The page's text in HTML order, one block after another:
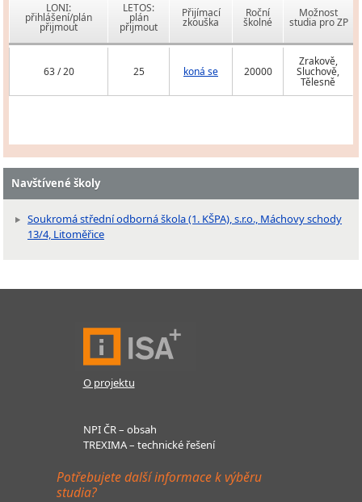
LONI:
přihlášení/plán
přijmout
LETOS:
plán
přijmout
Přijímací
zkouška
Roční
školné
Možnost
studia pro ZP
63 / 20 25 koná se 20000
Zrakově,
Sluchově,
Tělesně
Navštívené školy
Soukromá střední odborná škola (1. KŠPA), s.r.o., Máchovy schody
13/4, Litoměřice
O projektu
NPI ČR – obsah
TREXIMA – technické řešení
Potřebujete další informace k výběru
studia?